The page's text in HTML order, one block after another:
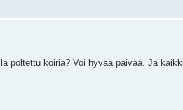
koiria? Voi hyvää päivää. Ja